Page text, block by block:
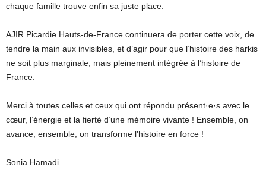
chaque famille trouve enfin sa juste place.
AJIR Picardie Hauts-de-France continuera de porter cette voix, de
tendre la main aux invisibles, et d’agir pour que l’histoire des harkis
ne soit plus marginale, mais pleinement intégrée à l’histoire de
France.
Merci à toutes celles et ceux qui ont répondu présent·e·s avec le
cœur, l’énergie et la fierté d’une mémoire vivante ! Ensemble, on
avance, ensemble, on transforme l’histoire en force !
Sonia Hamadi